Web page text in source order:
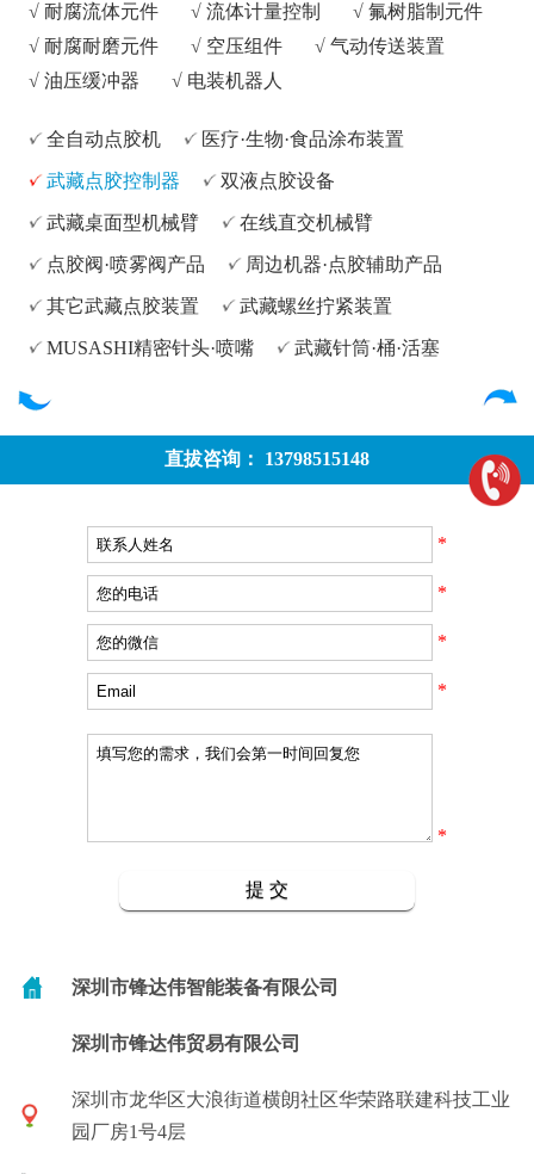
√ 耐腐流体元件 √ 流体计量控制 √ 氟树脂制元件
√ 耐腐耐磨元件 √ 空压组件 √ 气动传送装置
√ 油压缓冲器 √ 电装机器人
全自动点胶机 医疗·生物·食品涂布装置
武藏点胶控制器 双液点胶设备
武藏桌面型机械臂 在线直交机械臂
点胶阀·喷雾阀产品 周边机器·点胶辅助产品
其它武藏点胶装置 武藏螺丝拧紧装置
MUSASHI精密针头·喷嘴 武藏针筒·桶·活塞
直拔咨询： 13798515148
*
*
*
*
*
深圳市锋达伟智能装备有限公司
深圳市锋达伟贸易有限公司
深圳市龙华区大浪街道横朗社区华荣路联建科技工业
园厂房1号4层